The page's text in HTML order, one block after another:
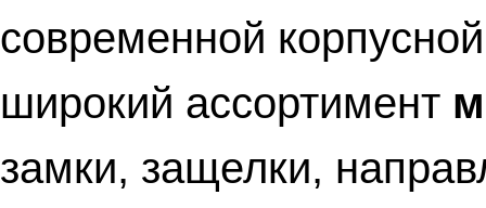
современной
широкий ассортимент
замки, защелки,